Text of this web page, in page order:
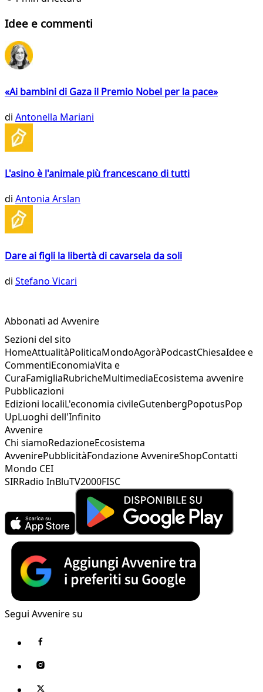
Idee e commenti
«Ai bambini di Gaza il Premio Nobel per la pace»
di Antonella Mariani
L'asino è l'animale più francescano di tutti
di Antonia Arslan
Dare ai figli la libertà di cavarsela da soli
di Stefano Vicari
Abbonati ad Avvenire
Sezioni del sito
HomeAttualitàPoliticaMondoAgoràPodcastChiesaIdee e
CommentiEconomiaVita e
CuraFamigliaRubricheMultimediaEcosistema avvenire
Pubblicazioni
Edizioni localiL'economia civileGutenbergPopotusPop
UpLuoghi dell'Infinito
Avvenire
Chi siamoRedazioneEcosistema
AvvenirePubblicitàFondazione AvvenireShopContatti
Mondo CEI
SIRRadio InBluTV2000FISC
Segui Avvenire su